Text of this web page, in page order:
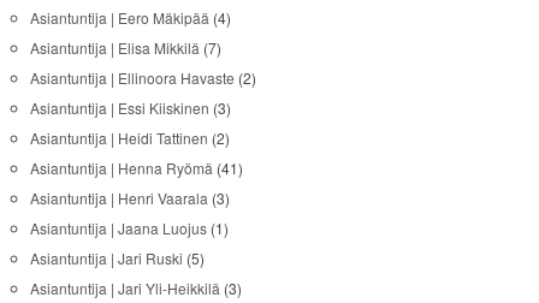
Asiantuntija | Eero Mäkipää (4)
Asiantuntija | Elisa Mikkilä (7)
Asiantuntija | Ellinoora Havaste (2)
Asiantuntija | Essi Kiiskinen (3)
Asiantuntija | Heidi Tattinen (2)
Asiantuntija | Henna Ryömä (41)
Asiantuntija | Henri Vaarala (3)
Asiantuntija | Jaana Luojus(1)
Asiantuntija | Jari Ruski (5)
Asiantuntija | Jari Yli-Heikkilä (3)